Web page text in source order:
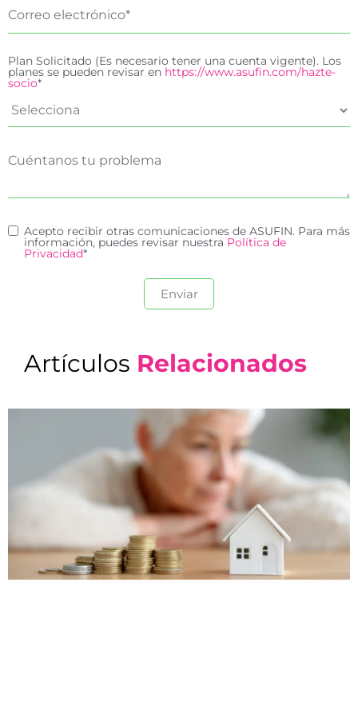
Plan Solicitado (Es necesario tener una cuenta vigente). Los
planes se pueden revisar en https://www.asufin.com/hazte-
socio*
Acepto recibir otras comunicaciones de ASUFIN. Para más
información, puedes revisar nuestra Política de
Privacidad*
Artículos Relacionados